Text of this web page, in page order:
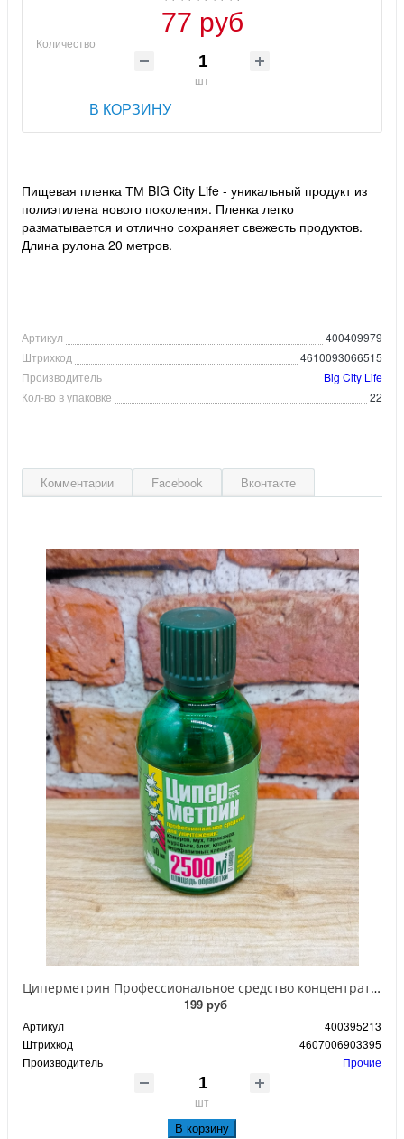
77 руб
Количество
шт
В КОРЗИНУ
Пищевая пленка ТМ BIG City Life - уникальный продукт из
полиэтилена нового поколения. Пленка легко
разматывается и отлично сохраняет свежесть продуктов.
Длина рулона 20 метров.
Артикул
400409979
Штрихкод
4610093066515
Производитель
Big City Life
Кол-во в упаковке
22
Комментарии Facebook Вконтакте
Циперметрин Профессиональное средство концентрат эмульсии 25% для уничтожения тараканов, мух,комаров, блох, клопов, муравьев, ос 50 мл
199 руб
Артикул
400395213
Штрихкод
4607006903395
Производитель
Прочие
шт
В корзину